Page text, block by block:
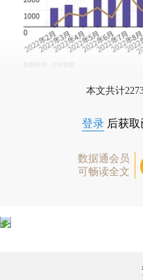
本文共计
登录 后获
数据通会员
可畅读全文